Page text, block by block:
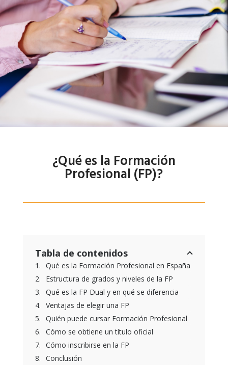
¿Qué es la Formación
Profesional (FP)?
Tabla de contenidos
Qué es la Formación Profesional en España
Estructura de grados y niveles de la FP
Qué es la FP Dual y en qué se diferencia
Ventajas de elegir una FP
Quién puede cursar Formación Profesional
Cómo se obtiene un título oficial
Cómo inscribirse en la FP
Conclusión